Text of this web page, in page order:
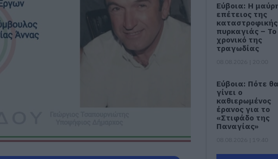
Εύβοια: Η
επέτειος της
καταστροφικής
πυρκαγιάς – Το
χρονικό της
τραγωδίας
Εύβοια: Πότε θα
γίνει ο
καθιερωμένος
έρανος για το
«Στιφάδο της
Παναγίας»